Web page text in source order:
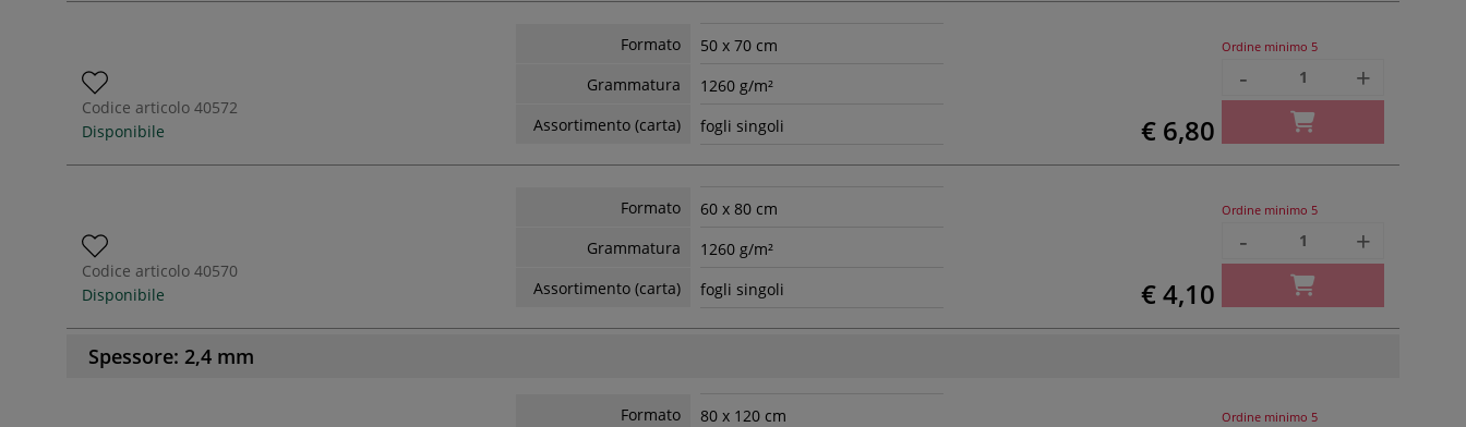
Codice articolo 40572
Disponibile
Formato
50 x 70 cm
Grammatura
1260 g/m²
Assortimento (carta)
fogli singoli € 6,80
Ordine minimo 5
- +
Codice articolo 40570
Disponibile
Formato
60 x 80 cm
Grammatura
1260 g/m²
Assortimento (carta)
fogli singoli € 4,10
Ordine minimo 5
- +
Spessore: 2,4 mm
Formato
80 x 120 cm
Ordine minimo 5